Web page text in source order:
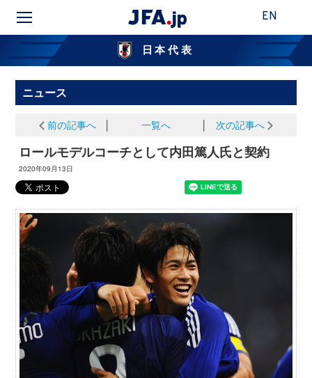
EN
日本代表
ニュース
前の記事へ 一覧へ 次の記事へ
ロールモデルコーチとして内田篤人氏と契約
2020年09月13日